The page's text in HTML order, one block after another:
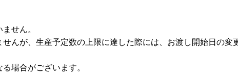
せん。
んが、生産予定数の上限に達した際には、お渡し開始日の変
場合がございます。